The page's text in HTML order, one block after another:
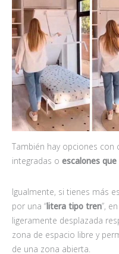
También hay opciones con
integradas o escalones
Igualmente, si tienes más
por una “litera tipo tren”,
ligeramente desplazada
zona de espacio libre y
de una zona abierta.